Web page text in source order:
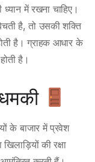
में रखना चाहिए।
है, तो उसकी शक्ति
है। ग्राहक आधार के
है।
के बाजार में प्रवेश
की रक्षा